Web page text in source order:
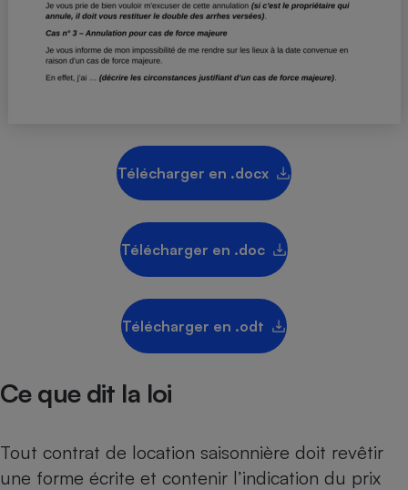
Télécharger en .docx
Télécharger en .doc
Télécharger en .odt
Ce que dit la loi
Tout contrat de location saisonnière doit revêtir
une forme écrite et contenir l’indication du prix
induction
Climatiseur -
Ventilateur
Téléphone mobile -
Ventilateur